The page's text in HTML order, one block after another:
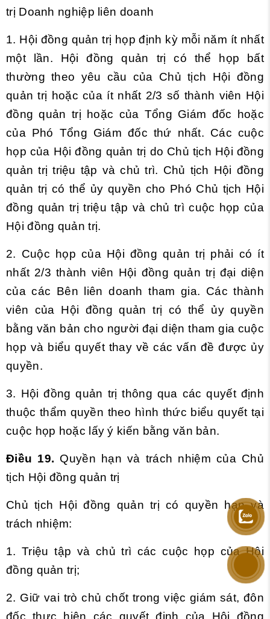
trị Doanh nghiệp liên doanh
1. Hội đồng quản trị họp định kỳ mỗi năm ít nhất
một lần. Hội đồng quản trị có thể họp bất
thường theo yêu cầu của Chủ tịch Hội đồng
quản trị hoặc của ít nhất 2/3 số thành viên Hội
đồng quản trị hoặc của Tổng Giám đốc hoặc
của Phó Tổng Giám đốc thứ nhất. Các cuộc
họp của Hội đồng quản trị do Chủ tịch Hội đồng
quản trị triệu tập và chủ trì. Chủ tịch Hội đồng
quản trị có thể ủy quyền cho Phó Chủ tịch Hội
đồng quản trị triệu tập và chủ trì cuộc họp của
Hội đồng quản trị.
2. Cuộc họp của Hội đồng quản trị phải có ít
nhất 2/3 thành viên Hội đồng quản trị đại diện
của các Bên liên doanh tham gia. Các thành
viên của Hội đồng quản trị có thể ủy quyền
bằng văn bản cho người đại diện tham gia cuộc
họp và biểu quyết thay về các vấn đề được ủy
quyền.
3. Hội đồng quản trị thông qua các quyết định
thuộc thẩm quyền theo hình thức biểu quyết tại
cuộc họp hoặc lấy ý kiến bằng văn bản.
Điều 19. Quyền hạn và trách nhiệm của Chủ
tịch Hội đồng quản trị
Chủ tịch Hội đồng quản trị có quyền hạn và
trách nhiệm:
1. Triệu tập và chủ trì các cuộc họp của Hội
đồng quản trị;
2. Giữ vai trò chủ chốt trong việc giám sát, đôn
đốc thực hiện các quyết định của Hội đồng